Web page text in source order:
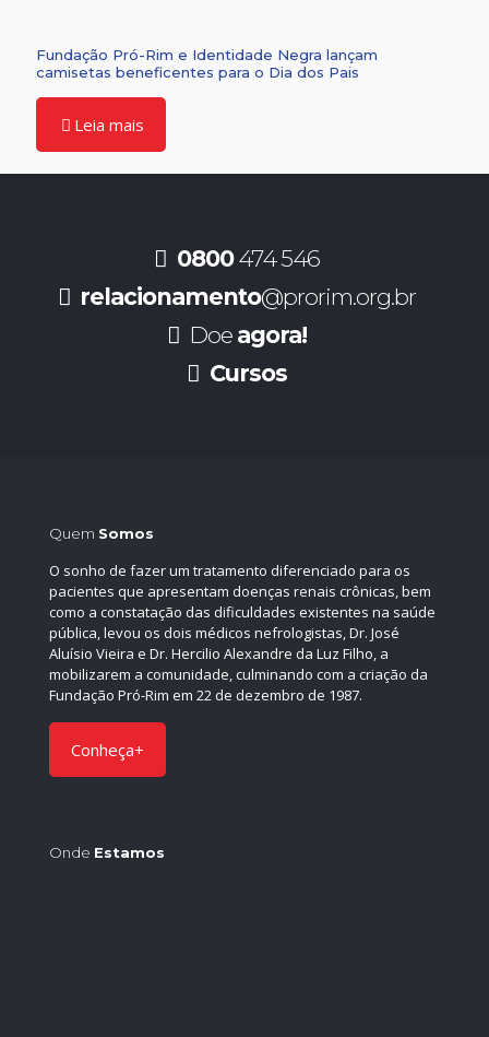
Fundação Pró-Rim e Identidade Negra lançam
camisetas beneficentes para o Dia dos Pais
Leia mais
0800474 546
relacionamento@prorim.org.br
Doe agora!
Cursos
Quem Somos
O sonho de fazer um tratamento diferenciado para os
pacientes que apresentam doenças renais crônicas, bem
como a constatação das dificuldades existentes na saúde
pública, levou os dois médicos nefrologistas, Dr. José
Aluísio Vieira e Dr. Hercilio Alexandre da Luz Filho, a
mobilizarem a comunidade, culminando com a criação da
Fundação Pró-Rim em 22 de dezembro de 1987.
Conheça+
Onde Estamos